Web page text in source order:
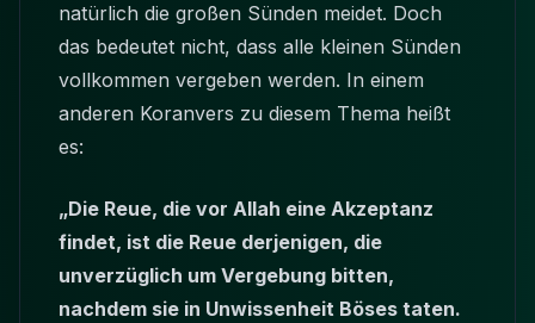
natürlich die großen Sünden meidet. Doch
das bedeutet nicht, dass alle kleinen Sünden
vollkommen vergeben werden. In einem
anderen Koranvers zu diesem Thema heißt
es:
„Die Reue, die vor Allah eine Akzeptanz
findet, ist die Reue derjenigen, die
unverzüglich um Vergebung bitten,
nachdem sie in Unwissenheit Böses taten.